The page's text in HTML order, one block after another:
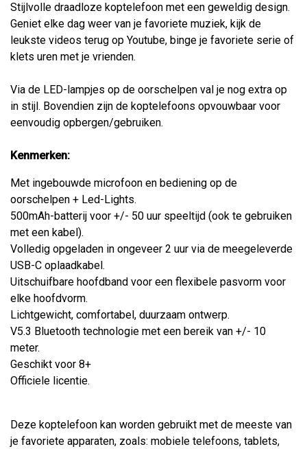
Stijlvolle draadloze koptelefoon met een geweldig design.
Geniet elke dag weer van je favoriete muziek, kijk de
leukste videos terug op Youtube, binge je favoriete serie of
klets uren met je vrienden.
Via de LED-lampjes op de oorschelpen val je nog extra op
in stijl. Bovendien zijn de koptelefoons opvouwbaar voor
eenvoudig opbergen/gebruiken.
Kenmerken:
Met ingebouwde microfoon en bediening op de
oorschelpen + Led-Lights.
500mAh-batterij voor +/- 50 uur speeltijd (ook te gebruiken
met een kabel).
Volledig opgeladen in ongeveer 2 uur via de meegeleverde
USB-C oplaadkabel.
Uitschuifbare hoofdband voor een flexibele pasvorm voor
elke hoofdvorm.
Lichtgewicht, comfortabel, duurzaam ontwerp.
V5.3 Bluetooth technologie met een bereik van +/- 10
meter.
Geschikt voor 8+
Officiele licentie.
Deze koptelefoon kan worden gebruikt met de meeste van
je favoriete apparaten, zoals: mobiele telefoons, tablets,